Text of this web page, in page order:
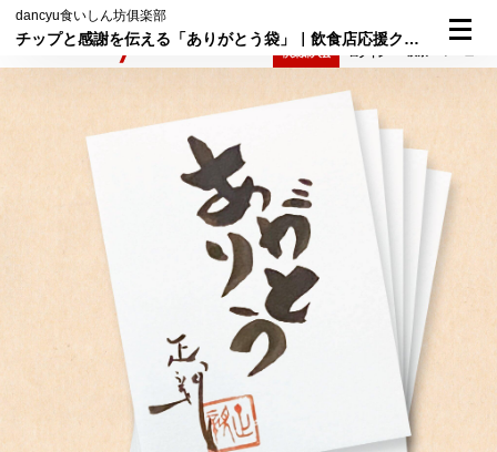
dancyu食いしん坊俱楽部
チップと感謝を伝える「ありがとう袋」｜飲食店応援クラウドファンディング